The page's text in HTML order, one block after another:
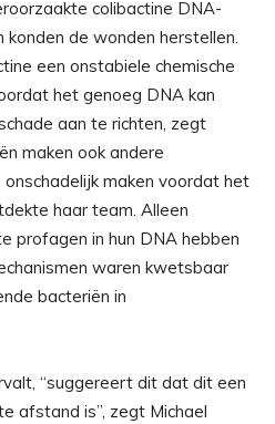
colibactine DNA-
konden de wonden herstellen.
een onstabiele chemische
het genoeg DNA kan
aan te richten, zegt
maken ook andere
onschadelijk maken voordat het
haar team. Alleen
profagen in hun DNA hebben
waren kwetsbaar
bacteriën in
“suggereert dit dat dit een
afstand is”, zegt Michael